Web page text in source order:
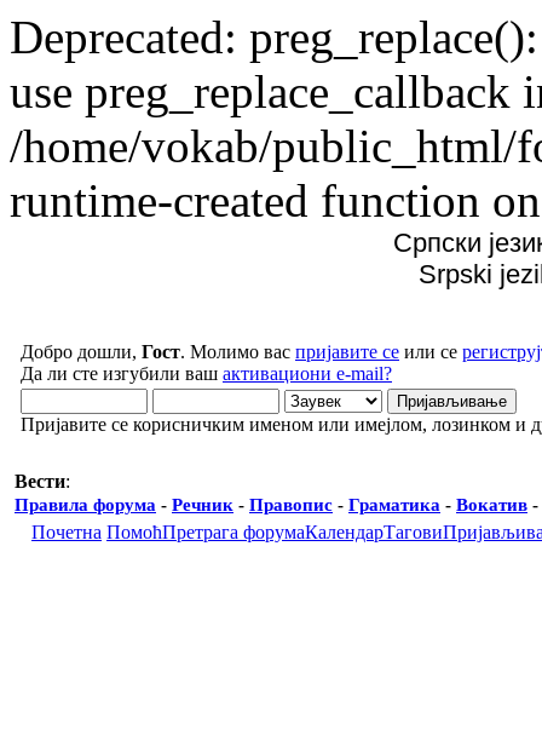
Deprecated:
use preg_replace_callback
/home/vokab/public_html/
runtime-created function
Српски
Srpski
Добро дошли, Гост. Молимо вас пријавите се или се
Да ли сте изгубили ваш активациони e-mail?
Пријавите се корисничким именом или имејлом, лозинком и
Вести:
Правила форума - Речник - Правопис - Граматика - Вокатив -
Почетна ПомоћПретрага форумаКалендарТагови